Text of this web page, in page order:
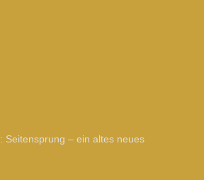
Seitensprung – ein altes neues